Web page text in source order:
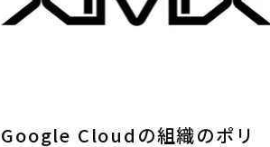
Google Cloudの組織のポリ